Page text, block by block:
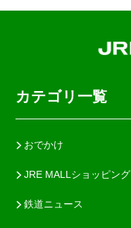
カテゴリ一覧
おでかけ
JRE MALLショッピング
鉄道ニュース